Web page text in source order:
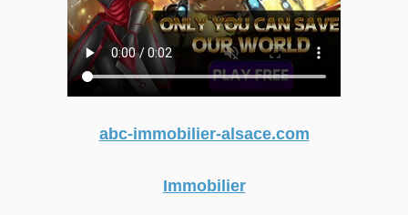
abc-immobilier-alsace.com
Immobilier